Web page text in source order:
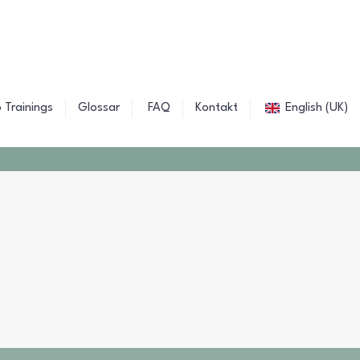
Trainings Glossar FAQ Kontakt English (UK)